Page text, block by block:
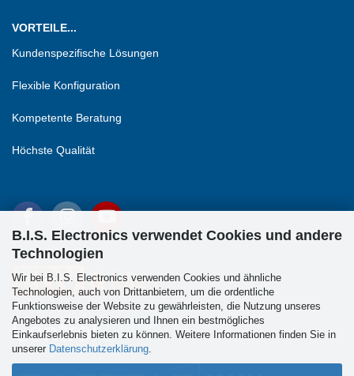
B.I.S. Electronics verwendet Cookies und andere
Technologien
Wir bei B.I.S. Electronics verwenden Cookies und ähnliche
Technologien, auch von Drittanbietern, um die ordentliche
Funktionsweise der Website zu gewährleisten, die Nutzung unseres
Angebotes zu analysieren und Ihnen ein bestmögliches
Einkaufserlebnis bieten zu können. Weitere Informationen finden Sie in
unserer Datenschutzerklärung
VORTEILE...
Kundenspezifische Lösungen
Flexible Konfiguration
Kompetente Beratung
Höchste Qualität